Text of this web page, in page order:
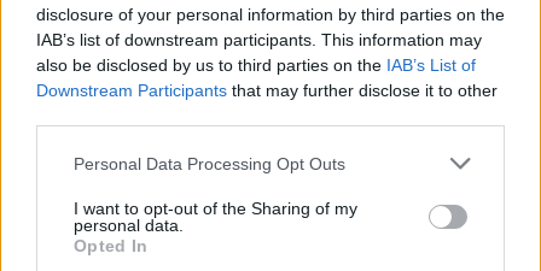
disclosure of your personal information by third parties on the
IAB’s list of downstream participants. This information may
also be disclosed by us to third parties on the IAB’s List of
Downstream Participants that may further disclose it to other
Personal Data Processing Opt Outs
I want to opt-out of the Sharing of my
personal data.
Opted In
Telefon: 18008123
Weboldal:
http://www.mugyujtokhaza.hu
áron, gyorsan találjanak vevőt műtárgyaikra, az eladók pedig
kínálatunkból. Ezért is rendezünk minden második héten,
szerda esténként online árverést! Kedd-től péntek-ig 11.00-este
18.00 óráig várjuk szeretettel az érdeklődőket.